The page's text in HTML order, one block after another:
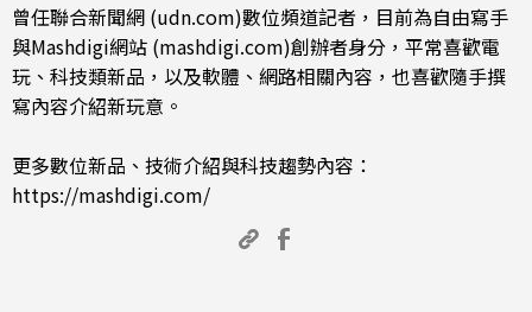
曾任聯合新聞網 (udn.com)數位頻道記者，目前為自由寫手
與Mashdigi網站 (mashdigi.com)創辦者身分，平常喜歡電
玩、科技類新品，以及軟體、網路相關內容，也喜歡隨手撰
寫內容介紹新玩意。
更多數位新品、技術介紹與科技趨勢內容：
https://mashdigi.com/